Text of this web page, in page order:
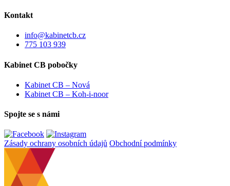
Kontakt
info@kabinetcb.cz
775 103 939
Kabinet CB pobočky
Kabinet CB – Nová
Kabinet CB – Koh-i-noor
Spojte se s námi
Zásady ochrany osobních údajů Obchodní podmínky